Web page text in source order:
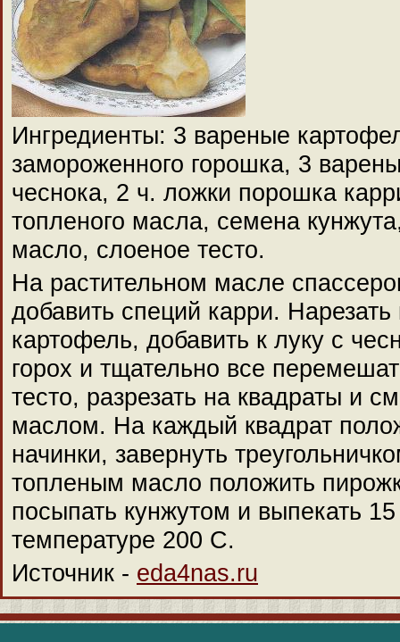
Ингредиенты: 3 вареные
замороженного горошка, 3
чеснока, 2 ч. ложки порошка
топленого масла, семена
масло, слоеное тесто.
На растительном масле
добавить специй карри.
картофель, добавить к луку с
горох и тщательно все
тесто, разрезать на квадраты и
маслом. На каждый квадрат
начинки, завернуть
топленым масло положить
посыпать кунжутом и выпекать
температуре 200 С.
Источник - eda4nas.ru